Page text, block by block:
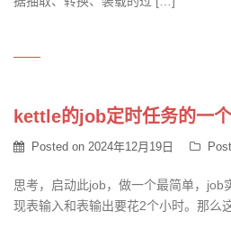
kettle的job定时任务的一
Posted on 2024年12月19日
思考，启动此job，做一个最简单，job
现表输入和表输出要花2个小时。那么